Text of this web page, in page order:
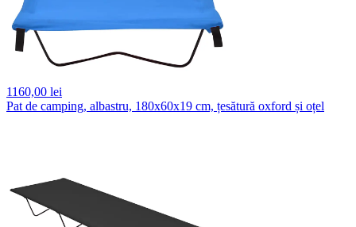
1160,00 lei
Pat de camping, albastru, 180x60x19 cm, țesătură oxford și oțel